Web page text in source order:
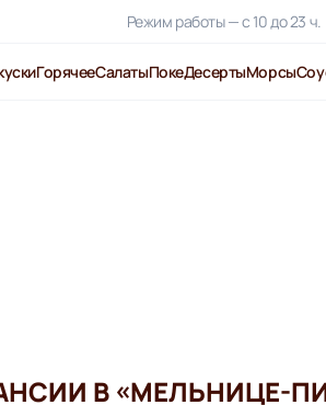
Режим работы — с 10 до 23 ч.
ГорячееСалатыПокеДесертыМорсы
В «МЕЛЬНИЦЕ-